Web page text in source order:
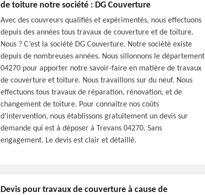
de toiture notre société : DG Couverture
Avec des couvreurs qualifiés et expérimentés, nous effectuons
depuis des années tous travaux de couverture et de toiture.
Nous ? C’est la société DG Couverture. Notre société existe
depuis de nombreuses années. Nous sillonnons le département
04270 pour apporter notre savoir-faire en matière de travaux
de couverture et toiture. Nous travaillons sur du neuf. Nous
effectuons tous travaux de réparation, rénovation, et de
changement de toiture. Pour connaître nos coûts
d’intervention, nous établissons gratuitement un devis sur
demande qui est à déposer à Trevans 04270. Sans
engagement. Le devis est clair et détaillé.
Devis pour travaux de couverture à cause de